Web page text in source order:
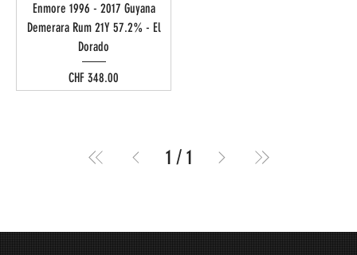
Enmore 1996 - 2017 Guyana
Demerara Rum 21Y 57.2% - El
Dorado
Preis
CHF 348.00
1 / 1